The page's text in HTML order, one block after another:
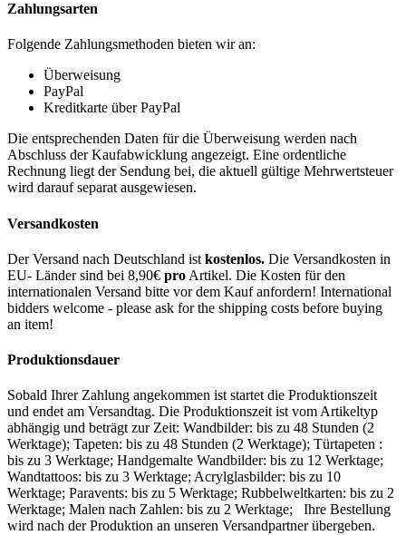
Zahlungsarten
Folgende Zahlungsmethoden bieten wir an:
Überweisung
PayPal
Kreditkarte über PayPal
Die entsprechenden Daten für die Überweisung werden nach
Abschluss der Kaufabwicklung angezeigt. Eine ordentliche
Rechnung liegt der Sendung bei, die aktuell gültige Mehrwertsteuer
wird darauf separat ausgewiesen.
Versandkosten
Der Versand nach Deutschland ist kostenlos. Die Versandkosten in
EU- Länder sind bei 8,90€ pro Artikel. Die Kosten für den
internationalen Versand bitte vor dem Kauf anfordern! International
bidders welcome - please ask for the shipping costs before buying
an item!
Produktionsdauer
Sobald Ihrer Zahlung angekommen ist startet die Produktionszeit
und endet am Versandtag. Die Produktionszeit ist vom Artikeltyp
abhängig und beträgt zur Zeit: Wandbilder: bis zu 48 Stunden (2
Werktage); Tapeten: bis zu 48 Stunden (2 Werktage); Türtapeten :
bis zu 3 Werktage; Handgemalte Wandbilder: bis zu 12 Werktage;
Wandtattoos: bis zu 3 Werktage; Acrylglasbilder: bis zu 10
Werktage; Paravents: bis zu 5 Werktage; Rubbelweltkarten: bis zu 2
Werktage; Malen nach Zahlen: bis zu 2 Werktage; Ihre Bestellung
wird nach der Produktion an unseren Versandpartner übergeben.